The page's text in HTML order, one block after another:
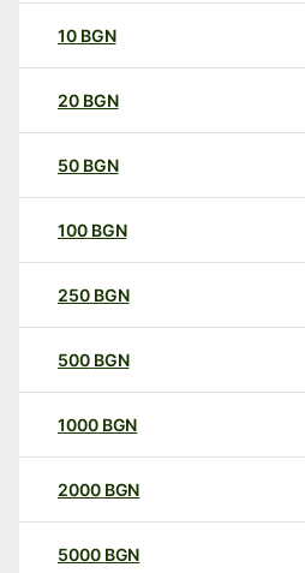
10 BGN
20 BGN
50 BGN
100 BGN
250 BGN
500 BGN
1000 BGN
2000 BGN
5000 BGN